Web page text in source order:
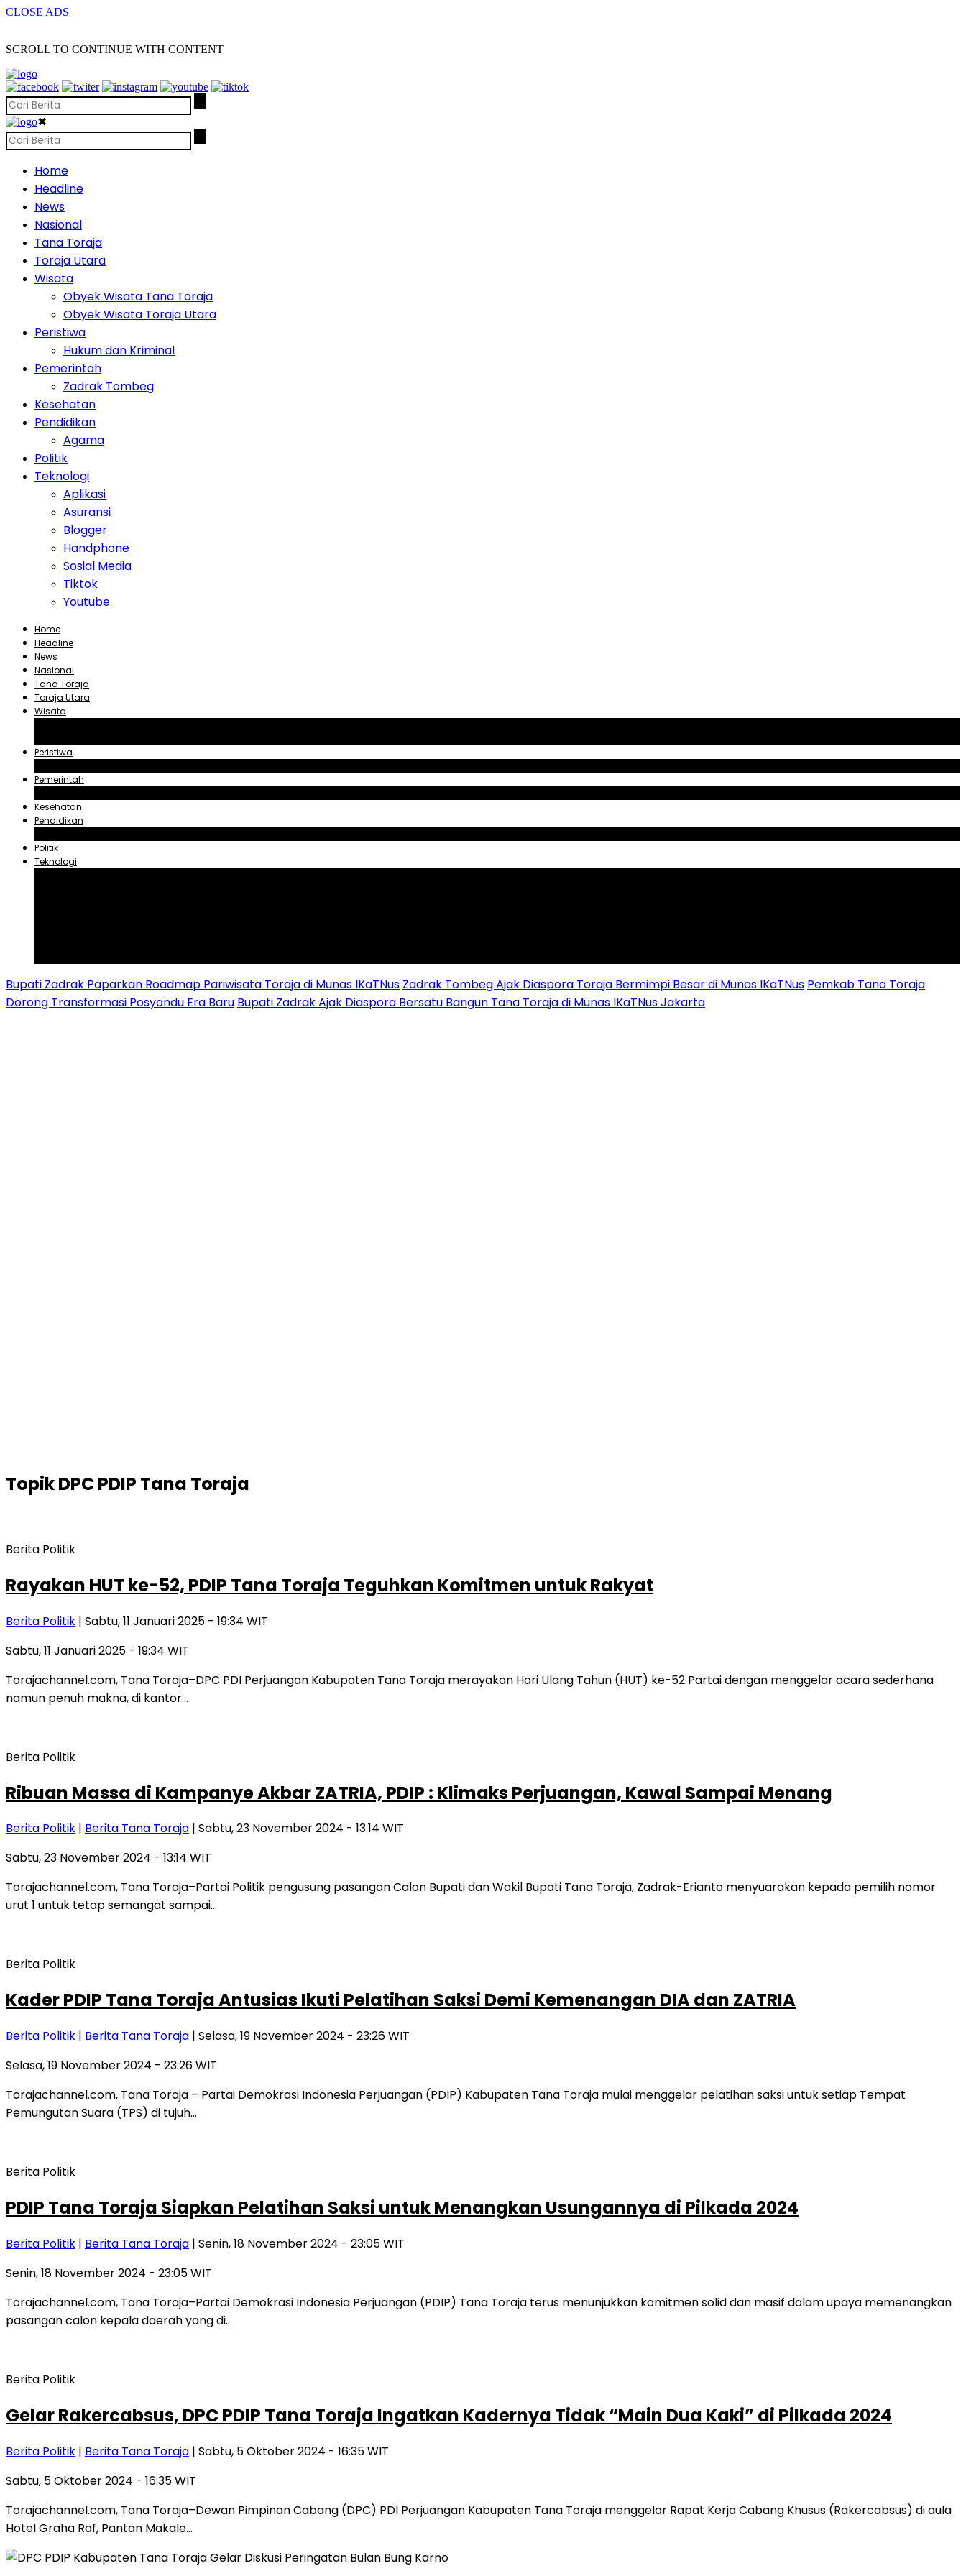
CLOSE ADS
SCROLL TO CONTINUE WITH CONTENT
✖
Home
Headline
News
Nasional
Tana Toraja
Toraja Utara
Wisata
Obyek Wisata Tana Toraja
Obyek Wisata Toraja Utara
Peristiwa
Hukum dan Kriminal
Pemerintah
Zadrak Tombeg
Kesehatan
Pendidikan
Agama
Politik
Teknologi
Aplikasi
Asuransi
Blogger
Handphone
Sosial Media
Tiktok
Youtube
Home
Headline
News
Nasional
Tana Toraja
Toraja Utara
Wisata
Peristiwa
Pemerintah
Kesehatan
Pendidikan
Politik
Teknologi
Bupati Zadrak Paparkan Roadmap Pariwisata Toraja di Munas IKaTNus Zadrak Tombeg Ajak Diaspora Toraja Bermimpi Besar di Munas IKaTNus Pemkab Tana Toraja
Dorong Transformasi Posyandu Era Baru Bupati Zadrak Ajak Diaspora Bersatu Bangun Tana Toraja di Munas IKaTNus Jakarta
TopikDPC PDIP Tana Toraja
Berita Politik
Rayakan HUT ke-52, PDIP Tana Toraja Teguhkan Komitmen untuk Rakyat
Berita Politik | Sabtu, 11 Januari 2025 - 19:34 WIT
Sabtu, 11 Januari 2025 - 19:34 WIT
Torajachannel.com, Tana Toraja–DPC PDI Perjuangan Kabupaten Tana Toraja merayakan Hari Ulang Tahun (HUT) ke-52 Partai dengan menggelar acara sederhana
namun penuh makna, di kantor…
Berita Politik
Ribuan Massa di Kampanye Akbar ZATRIA, PDIP : Klimaks Perjuangan, Kawal Sampai Menang
Berita Politik | Berita Tana Toraja | Sabtu, 23 November 2024 - 13:14 WIT
Sabtu, 23 November 2024 - 13:14 WIT
Torajachannel.com, Tana Toraja–Partai Politik pengusung pasangan Calon Bupati dan Wakil Bupati Tana Toraja, Zadrak-Erianto menyuarakan kepada pemilih nomor
urut 1 untuk tetap semangat sampai…
Berita Politik
Kader PDIP Tana Toraja Antusias Ikuti Pelatihan Saksi Demi Kemenangan DIA dan ZATRIA
Berita Politik | Berita Tana Toraja | Selasa, 19 November 2024 - 23:26 WIT
Selasa, 19 November 2024 - 23:26 WIT
Torajachannel.com, Tana Toraja – Partai Demokrasi Indonesia Perjuangan (PDIP) Kabupaten Tana Toraja mulai menggelar pelatihan saksi untuk setiap Tempat
Pemungutan Suara (TPS) di tujuh…
Berita Politik
PDIP Tana Toraja Siapkan Pelatihan Saksi untuk Menangkan Usungannya di Pilkada 2024
Berita Politik | Berita Tana Toraja | Senin, 18 November 2024 - 23:05 WIT
Senin, 18 November 2024 - 23:05 WIT
Torajachannel.com, Tana Toraja–Partai Demokrasi Indonesia Perjuangan (PDIP) Tana Toraja terus menunjukkan komitmen solid dan masif dalam upaya memenangkan
pasangan calon kepala daerah yang di…
Berita Politik
Gelar Rakercabsus, DPC PDIP Tana Toraja Ingatkan Kadernya Tidak “Main Dua Kaki” di Pilkada 2024
Berita Politik | Berita Tana Toraja | Sabtu, 5 Oktober 2024 - 16:35 WIT
Sabtu, 5 Oktober 2024 - 16:35 WIT
Torajachannel.com, Tana Toraja–Dewan Pimpinan Cabang (DPC) PDI Perjuangan Kabupaten Tana Toraja menggelar Rapat Kerja Cabang Khusus (Rakercabsus) di aula
Hotel Graha Raf, Pantan Makale…